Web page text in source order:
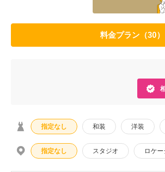
料金プラン（30）
指定なし 和装 洋装
指定なし スタジオ ロケ